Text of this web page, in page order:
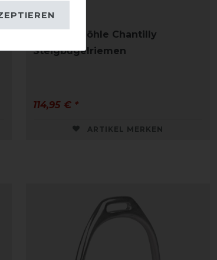
Schockemöhle Chantilly
Steigbügelriemen
114,95 € *
ARTIKEL MERKEN